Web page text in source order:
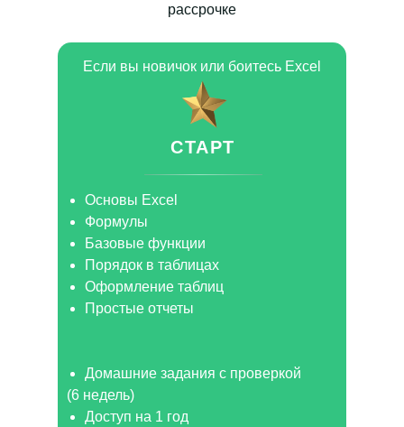
рассрочке
СТАРТ
Основы Excel
Формулы
Базовые функции
Порядок в таблицах
Оформление таблиц
Простые отчеты
Домашние задания с проверкой
(6 недель)
Доступ на 1 год
Если вы новичок или боитесь Excel